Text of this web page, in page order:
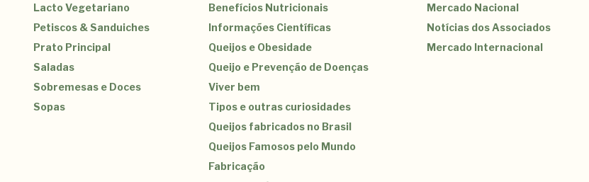
Lacto Vegetariano
Petiscos & Sanduiches
Prato Principal
Saladas
Sobremesas e Doces
Sopas
Benefícios Nutricionais
Informações Científicas
Queijos e Obesidade
Queijo e Prevenção de Doenças
Viver bem
Tipos e outras curiosidades
Queijos fabricados no Brasil
Queijos Famosos pelo Mundo
Fabricação
Mercado Nacional
Notícias dos Associados
Mercado Internacional